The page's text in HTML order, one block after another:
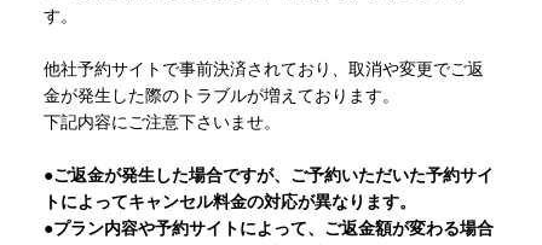
す。
他社予約サイトで事前決済されており、取消や変更でご返
金が発生した際のトラブルが増えております。
下記内容にご注意下さいませ。
●ご返金が発生した場合ですが、ご予約いただいた予約サイ
トによってキャンセル料金の対応が異なります。
●プラン内容や予約サイトによって、ご返金額が変わる場合